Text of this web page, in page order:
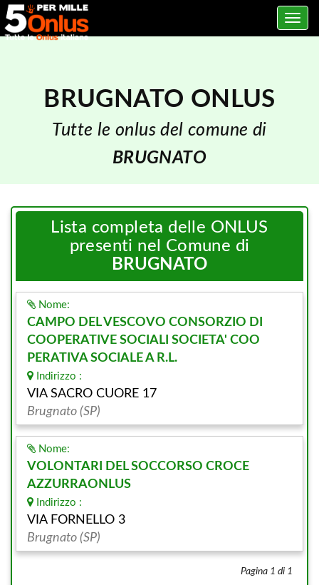
Toggle
BRUGNATO ONLUS
Tutte le onlus del comune di
BRUGNATO
Lista completa delle ONLUS
presenti nel Comune di
BRUGNATO
Nome:
CAMPO DEL VESCOVO CONSORZIO DI
COOPERATIVE SOCIALI SOCIETA' COO
PERATIVA SOCIALE A R.L.
Indirizzo :
VIA SACRO CUORE 17
Brugnato (SP)
Nome:
VOLONTARI DEL SOCCORSO CROCE
AZZURRAONLUS
Indirizzo :
VIA FORNELLO 3
Brugnato (SP)
Pagina 1 di 1